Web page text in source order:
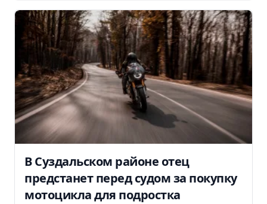
В Суздальском районе отец
предстанет перед судом за покупку
мотоцикла для подростка